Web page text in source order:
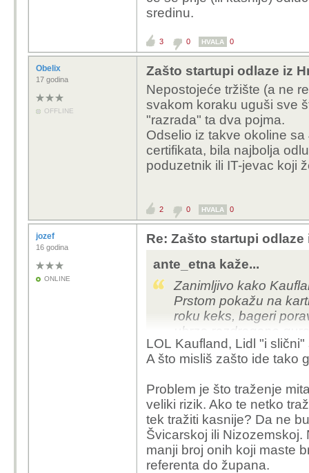
sredinu.
3 0 HVALA 0
Obelix
17 godina
OFFLINE
Zašto startupi odlaze iz
Nepostojeće tržište (a ne
svakom koraku uguši sve
"razrada" ta dva pojma.
Odselio iz takve okoline
certifikata, bila najbolja
poduzetnik ili IT-jevac koji
2 0 HVALA 0
jozef
16 godina
ONLINE
Re: Zašto startupi
ante_etna kaže...
Zanimljivo kako
Prstom pokažu na
roku keks, bageri
ubrzo razdragano
šerifa.
LOL Kaufland, Lidl "i
A što misliš zašto ide tako
Problem je što traženje
veliki rizik. Ako te netko
tek tražiti kasnije? Da ne
Švicarskoj ili
manji broj onih koji maste
referenta do župana.